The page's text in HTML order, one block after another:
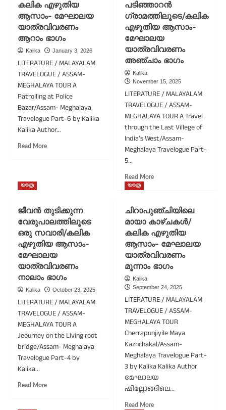
ഉമാനന്ദ
ക്ഷേത്രപ്പടവുകളിൽ/
കലിക
ആസാം-
മേഘാലയ
യാത്രവിവരണം
അവസാന
ഭാഗം
ക്ഷേത്രവും/
കലിക
എഴുതിയ
ആസാം-
മേഘാലയ
യാത്രവിവരണം
ഏഴാം
കലിക എഴുതിയ
ആസാം- മേഘാലയ
യാത്രവിവരണം
ആറാം ഭാഗം
Kalika January 3, 2026
LITERATURE / MALAYALAM
TRAVELOGUE / ASSAM-
MEGHALAYA TOUR A
Patrolling at Police
Bazar/Assam- Meghalaya
Travelogue Part-6 by Kalika
Kalika Author...
Read MoreRead
കലിക
എഴുതിയ
ആസാം-
മേഘാലയ
യാത്രവിവരണം
ആറാം
ഭാഗം
പടിഞ്ഞാറൻ
ഗ്രാമത്തിലൂടെ/കലിക
എഴുതിയ ആസാം-
മേഘാലയ
യാത്രവിവരണം
അഞ്ചാം ഭാഗം
Kalika
November 15, 2025
LITERATURE / MALAYALAM
TRAVELOGUE / ASSAM-
MEGHALAYA TOUR A Travel
through the Last Villege of
India's West/Assam-
Meghalaya Travelogue Part-
5...
Read MoreRead
അവസാനത്തെ
പടിഞ്ഞാറൻ
ഗ്രാമത്തിലൂടെ/
കലിക
എഴുതിയ
മേഘാലയ
അഞ്ചാം
ഭാഗം
യാത്ര
ജീവൻ തുടിക്കുന്ന
വേരുപാലത്തിലൂടെ
ഒരു സവാരി/കലിക
എഴുതിയ ആസാം-
മേഘാലയ
യാത്രവിവരണം
നാലാം ഭാഗം
Kalika October 23, 2025
LITERATURE / MALAYALAM
TRAVELOGUE / ASSAM-
MEGHALAYA TOUR A
Jeourney on the Living root
bridge/Assam- Meghalaya
Travelogue Part-4 by
Kalika...
Read MoreRead
യാത്ര
ചിറാപുഞ്ചിയിലെ
മായാ കാഴ്ചകൾ/
കലിക എഴുതിയ
ആസാം- മേഘാലയ
യാത്രവിവരണം
മൂന്നാം ഭാഗം
Kalika
September 24, 2025
LITERATURE / MALAYALAM
TRAVELOGUE / ASSAM-
MEGHALAYA TOUR
Cherrapunjiyile Maya
Kazhchakal/Assam-
Meghalaya Travelogue Part-
3 by Kalika Kalika Author
മേഘാലയ
ഷില്ലോങ്ങിലെ...
Read MoreRead